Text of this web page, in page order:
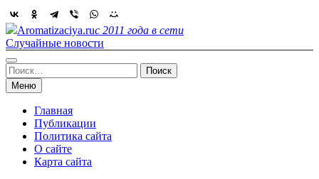
Skip
to
content
Aromatizaciya.ruс 2011 года в сети
Случайные новости
Найти:
Меню
Главная
Публикации
Политика сайта
О сайте
Карта сайта